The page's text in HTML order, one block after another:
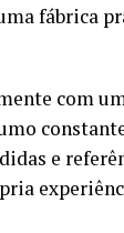
fábrica
com
e